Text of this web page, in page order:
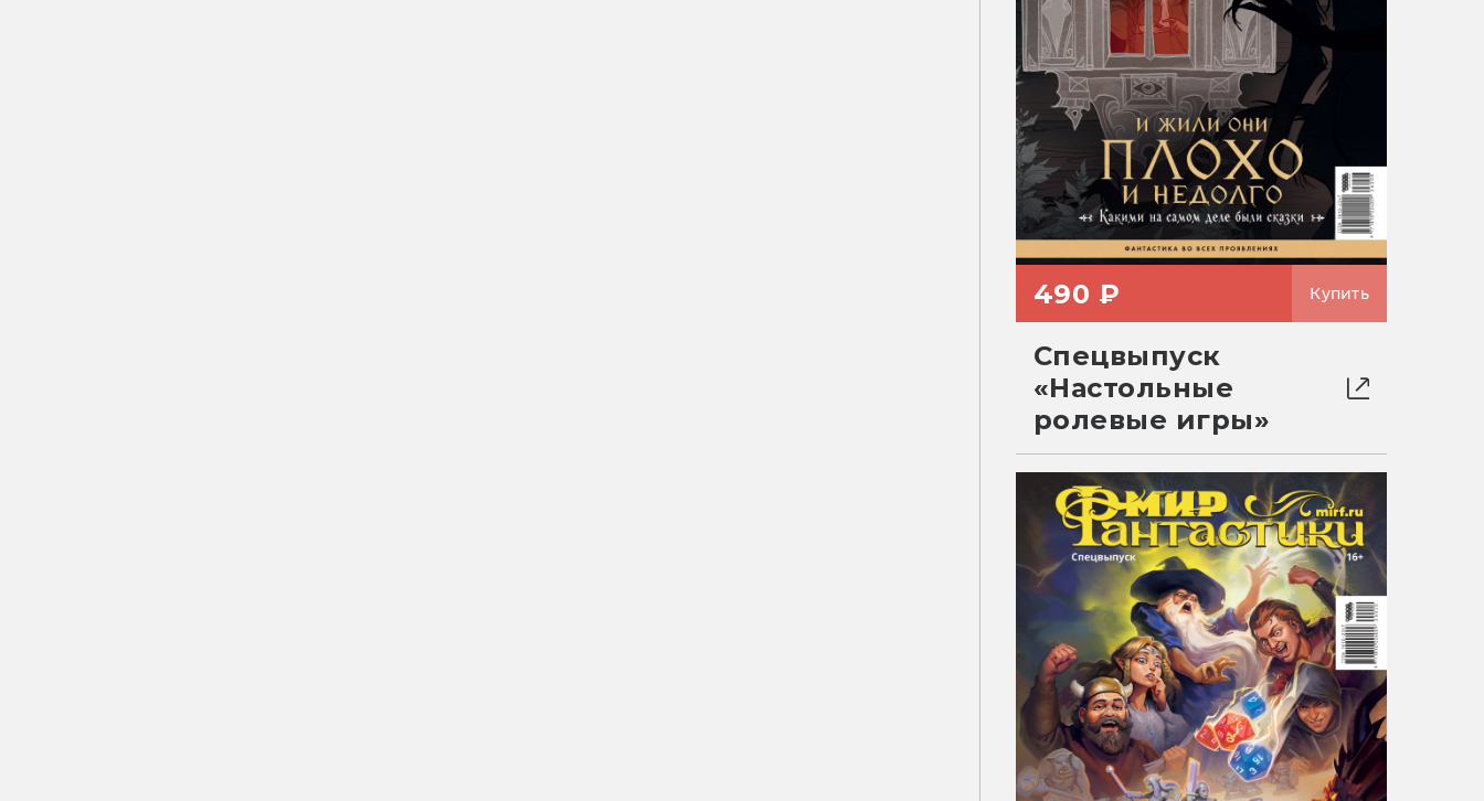
490 ₽ Купить
Спецвыпуск
«Настольные
ролевые игры»